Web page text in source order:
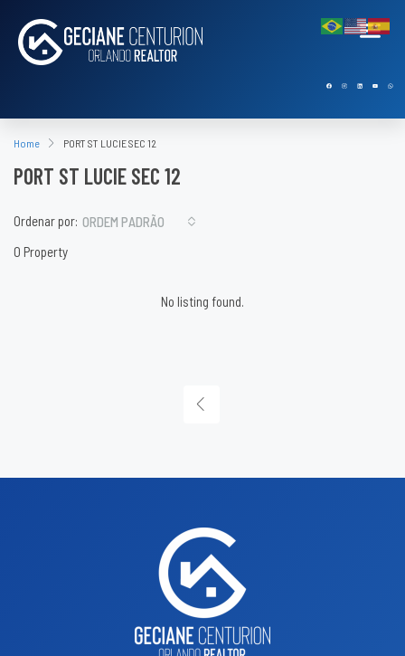
Home PORT ST LUCIE SEC 12
PORT ST LUCIE SEC 12
0 Property
Ordenar por: ORDEM PADRÃO
No listing found.